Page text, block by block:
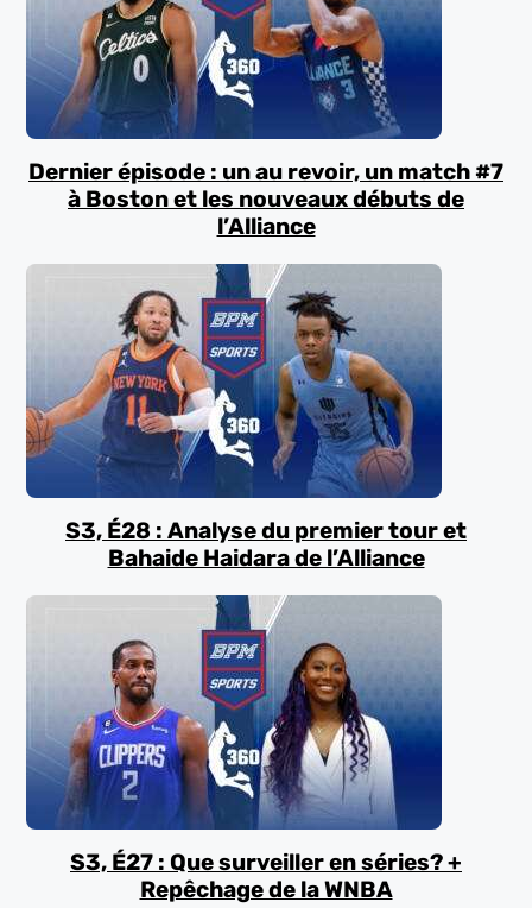
Dernier épisode : un au revoir, un match #7
à Boston et les nouveaux débuts de
l’Alliance
S3, É28 : Analyse du premier tour et
Bahaide Haidara de l’Alliance
S3, É27 : Que surveiller en séries? +
Repêchage de la WNBA